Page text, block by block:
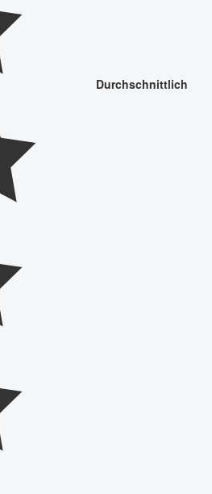
Durchschnittlich